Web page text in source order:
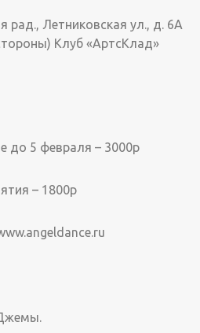
Летниковская ул., д. 6А
Клуб «АртсКлад»
до 5 февраля – 3000р
– 1800р